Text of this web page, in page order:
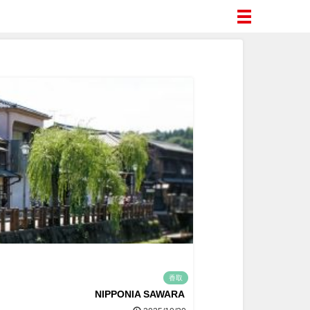
香取
NIPPONIA SAWARA